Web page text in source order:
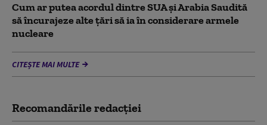
Cum ar putea acordul dintre SUA și Arabia Saudită
să încurajeze alte țări să ia în considerare armele
nucleare
CITEȘTE MAI MULTE
Recomandările redacţiei